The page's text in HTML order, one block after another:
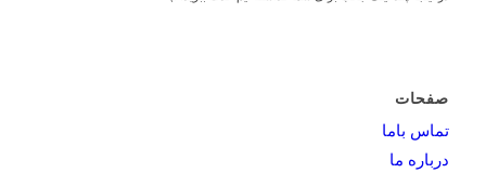
صفحات
تماس باما
درباره ما